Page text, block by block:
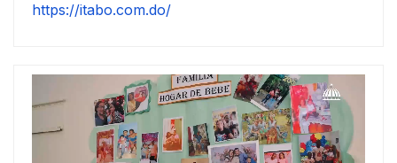
https://itabo.com.do/